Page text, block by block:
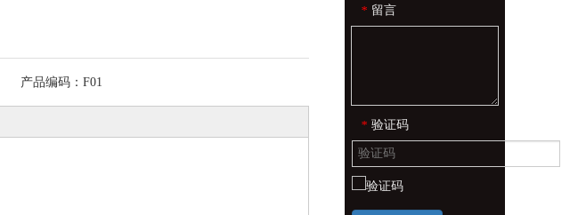
产品编码： F01
* 留言
* 验证码